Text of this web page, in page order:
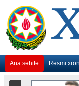
Ana səhifə Rəsmi